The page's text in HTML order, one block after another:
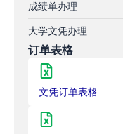
成绩单办理
大学文凭办理
订单表格
文凭订单表格